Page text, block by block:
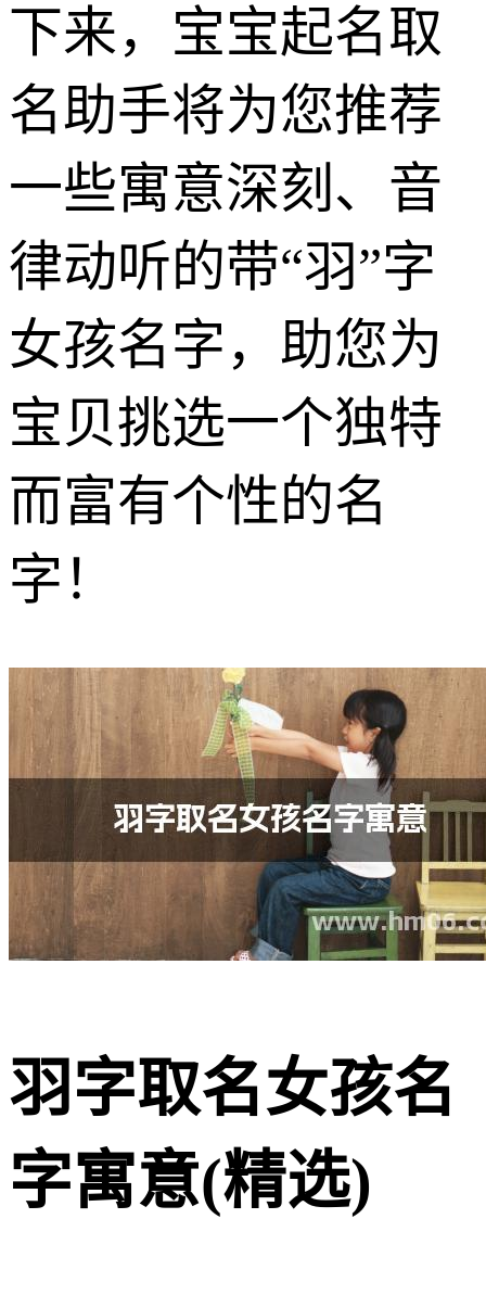
下来，宝宝起名取
名助手将为您推荐
一些寓意深刻、音
律动听的带“羽”字
女孩名字，助您为
宝贝挑选一个独特
而富有个性的名
字！
羽字取名女孩名
字寓意(精选)